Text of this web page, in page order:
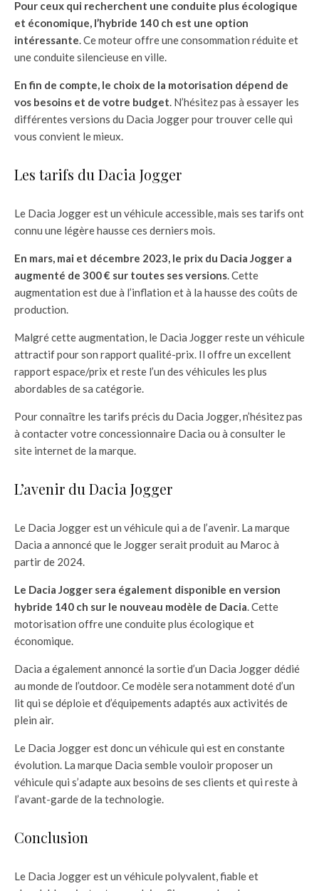
Pour ceux qui recherchent une conduite plus écologique
et économique, l’hybride 140 ch est une option
intéressante. Ce moteur offre une consommation réduite et
une conduite silencieuse en ville.
En fin de compte, le choix de la motorisation dépend de
vos besoins et de votre budget. N’hésitez pas à essayer les
différentes versions du Dacia Jogger pour trouver celle qui
vous convient le mieux.
Les tarifs du Dacia Jogger
Le Dacia Jogger est un véhicule accessible, mais ses tarifs ont
connu une légère hausse ces derniers mois.
En mars, mai et décembre 2023, le prix du Dacia Jogger a
augmenté de 300 € sur toutes ses versions. Cette
augmentation est due à l’inflation et à la hausse des coûts de
production.
Malgré cette augmentation, le Dacia Jogger reste un véhicule
attractif pour son rapport qualité-prix. Il offre un excellent
rapport espace/prix et reste l’un des véhicules les plus
abordables de sa catégorie.
Pour connaître les tarifs précis du Dacia Jogger, n’hésitez pas
à contacter votre concessionnaire Dacia ou à consulter le
site internet de la marque.
L’avenir du Dacia Jogger
Le Dacia Jogger est un véhicule qui a de l’avenir. La marque
Dacia a annoncé que le Jogger serait produit au Maroc à
partir de 2024.
Le Dacia Jogger sera également disponible en version
hybride 140 ch sur le nouveau modèle de Dacia. Cette
motorisation offre une conduite plus écologique et
économique.
Dacia a également annoncé la sortie d’un Dacia Jogger dédié
au monde de l’outdoor. Ce modèle sera notamment doté d’un
lit qui se déploie et d’équipements adaptés aux activités de
plein air.
Le Dacia Jogger est donc un véhicule qui est en constante
évolution. La marque Dacia semble vouloir proposer un
véhicule qui s’adapte aux besoins de ses clients et qui reste à
l’avant-garde de la technologie.
Conclusion
Le Dacia Jogger est un véhicule polyvalent, fiable et